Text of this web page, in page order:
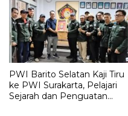
PWI Barito Selatan Kaji Tiru
ke PWI Surakarta, Pelajari
Sejarah dan Penguatan